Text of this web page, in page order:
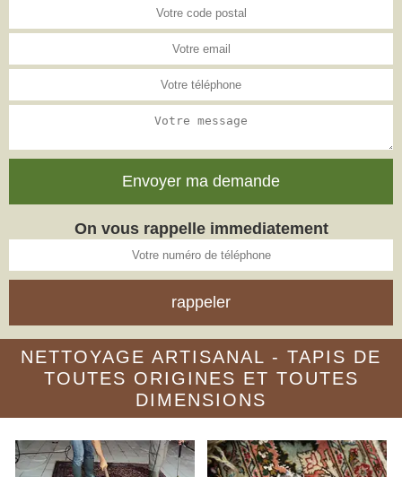
On vous rappelle immediatement
NETTOYAGE ARTISANAL - TAPIS DE
TOUTES ORIGINES ET TOUTES
DIMENSIONS